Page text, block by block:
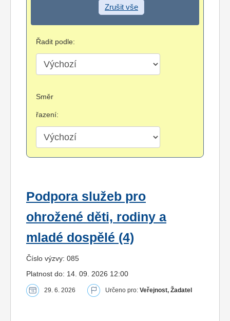
Zrušit vše
Řadit podle:
Směr
řazení:
Podpora služeb pro
ohrožené děti, rodiny a
mladé dospělé (4)
Číslo výzvy: 085
Platnost do: 14. 09. 2026 12:00
29. 6. 2026 Určeno pro: Veřejnost, Žadatel